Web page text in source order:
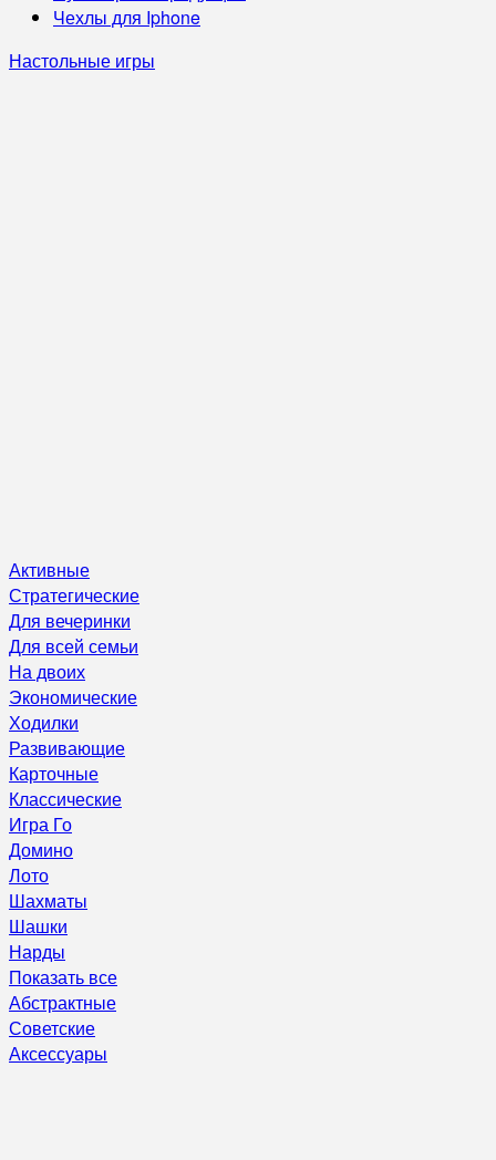
Чехлы для Iphone
Настольные игры
Активные
Стратегические
Для вечеринки
Для всей семьи
На двоих
Экономические
Ходилки
Развивающие
Карточные
Классические
Игра Го
Домино
Лото
Шахматы
Шашки
Нарды
Показать все
Абстрактные
Советские
Аксессуары